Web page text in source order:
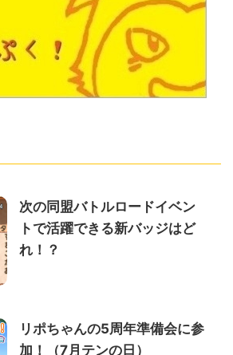
次の同盟バトルロードイベン
トで活躍できる新バッジはど
れ！？
リポちゃんの5周年準備会に参
加！（7月テンの日）